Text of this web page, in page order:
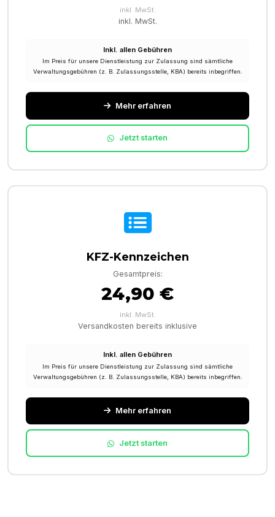
inkl. MwSt.
inkl. MwSt.
Inkl. allen Gebühren
Im Preis für unsere Dienstleistung zur Zulassung sind sämtliche
Verwaltungsgebühren (z. B. Zulassungsstelle, KBA) bereits inbegriffen.
Mehr erfahren
Jetzt starten
KFZ-Kennzeichen
Gesamtpreis:
24,90 €
inkl. MwSt.
Versandkosten bereits inklusive
Inkl. allen Gebühren
Im Preis für unsere Dienstleistung zur Zulassung sind sämtliche
Verwaltungsgebühren (z. B. Zulassungsstelle, KBA) bereits inbegriffen.
Mehr erfahren
Jetzt starten